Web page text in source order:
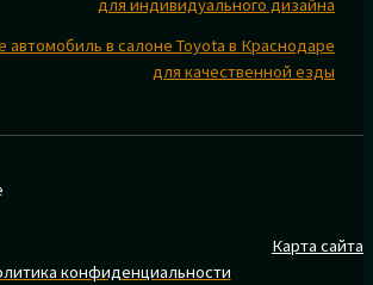
для индивидуального дизайна
автомобиль в салоне Toyota в Краснодаре
для качественной езды
Карта сайта
конфиденциальности